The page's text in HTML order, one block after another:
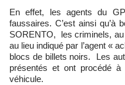
En effet, les agents du
faussaires. C’est ainsi qu’à
SORENTO, les criminels,
au lieu indiqué par l’agent «
blocs de billets noirs. Les
présentés et ont procédé à
véhicule.